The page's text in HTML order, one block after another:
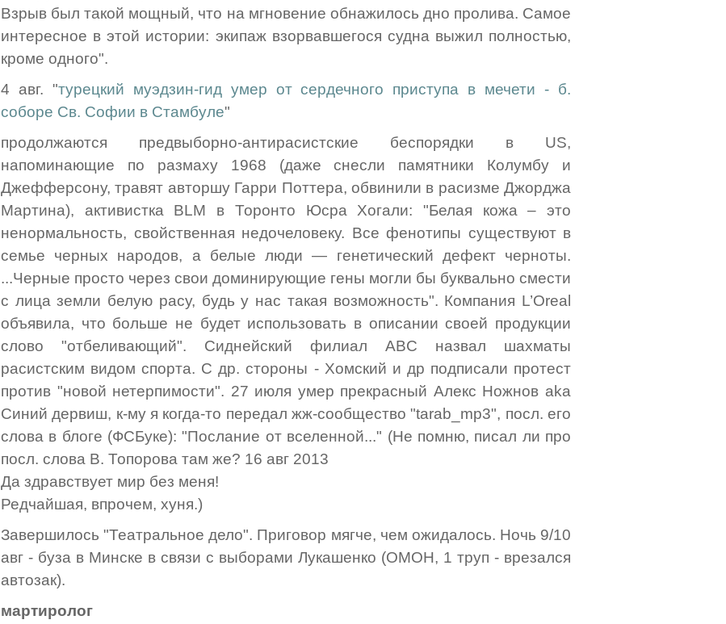
Взрыв был такой мощный, что на мгновение обнажилось дно пролива. Самое
интересное в этой истории: экипаж взорвавшегося судна выжил полностью,
кроме одного".
4 авг. "турецкий муэдзин-гид умер от сердечного приступа в мечети - б.
соборе Св. Софии в Стамбуле"
продолжаются предвыборно-антирасистские беспорядки в US,
напоминающие по размаху 1968 (даже снесли памятники Колумбу и
Джефферсону, травят авторшу Гарри Поттера, обвинили в расизме Джорджа
Мартина), активистка BLM в Торонто Юсра Хогали: "Белая кожа – это
ненормальность, свойственная недочеловеку. Все фенотипы существуют в
семье черных народов, а белые люди — генетический дефект черноты.
...Черные просто через свои доминирующие гены могли бы буквально смести
с лица земли белую расу, будь у нас такая возможность". Компания L’Oreal
объявила, что больше не будет использовать в описании своей продукции
слово "отбеливающий". Сиднейский филиал ABC назвал шахматы
расистским видом спорта. С др. стороны - Хомский и др подписали протест
против "новой нетерпимости". 27 июля умер прекрасный Алекс Ножнов aka
Синий дервиш, к-му я когда-то передал жж-сообщество "tarab_mp3", посл. его
слова в блоге (ФСБуке): "Послание от вселенной..." (Не помню, писал ли про
посл. слова В. Топорова там же? 16 авг 2013
Да здравствует мир без меня!
Редчайшая, впрочем, хуня.)
Завершилось "Театральное дело". Приговор мягче, чем ожидалось. Ночь 9/10
авг - буза в Минске в связи с выборами Лукашенко (ОМОН, 1 труп - врезался
автозак).
мартиролог